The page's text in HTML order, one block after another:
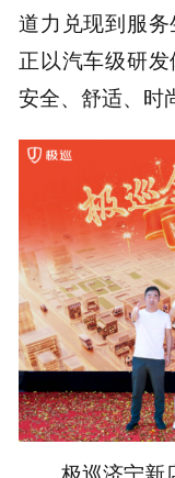
道力兑现到服
正以汽车级研
安全、舒适、时
极巡济宁新